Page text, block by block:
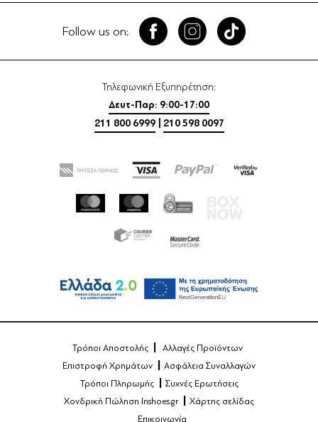
Follow us on:
Τηλεφωνική Εξυπηρέτηση:
Δευτ-Παρ: 9:00-17:00
211 800 6999
210 598 0097
Τρόποι Αποστολής
Αλλαγές Προϊόντων
Επιστροφή Χρημάτων
Ασφάλεια Συναλλαγών
Τρόποι Πληρωμής
Συχνές Ερωτήσεις
Χονδρική Πώληση Inshoes.gr
Χάρτης σελίδας
Επικοινωνία